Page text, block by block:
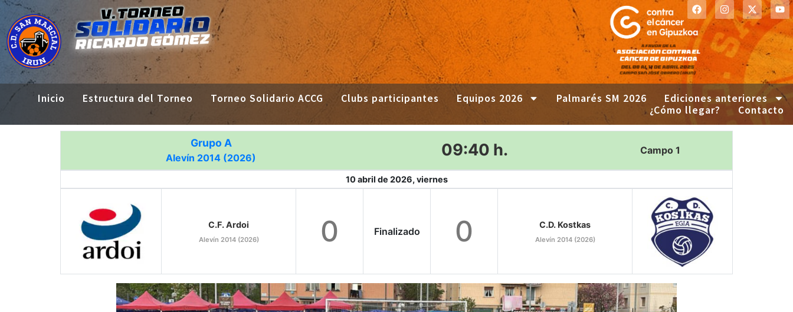
Inicio Estructura del Torneo Torneo Solidario ACCG Clubs participantes Equipos 2026 Palmarés SM 2026
Ediciones anteriores
¿Cómo llegar?
Contacto
Grupo A
Alevín 2014 (2026) 09:40 h. Campo 1
10 abril de 2026, viernes
C.F. Ardoi
Alevín 2014 (2026) 0 Finalizado 0 C.D. Kostkas
Alevín 2014 (2026)